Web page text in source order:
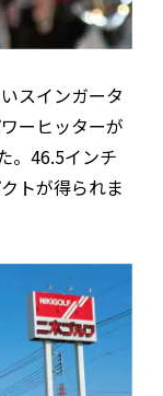
スインガータ
ーヒッターが
。46.5インチ
トが得られま